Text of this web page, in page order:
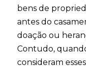
bens de
antes do
doação ou
Contudo,
consideram